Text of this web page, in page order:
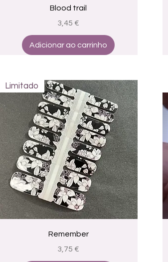
Visualização rápida
Blood trail
Preço
3,45 €
Adicionar ao carrinho
Visualização rápida
Limitado
Remember
Preço
3,75 €